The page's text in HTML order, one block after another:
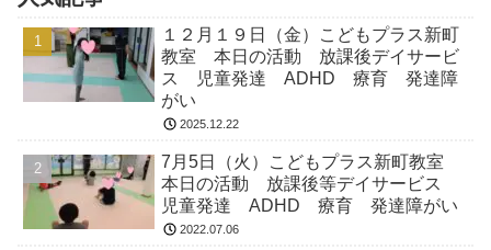
１２月１９日（金）こどもプラス新町
教室 本日の活動 放課後デイサービ
ス 児童発達 ADHD 療育 発達障
がい
2025.12.22
7月5日（火）こどもプラス新町教室
本日の活動 放課後等デイサービス
児童発達 ADHD 療育 発達障がい
2022.07.06